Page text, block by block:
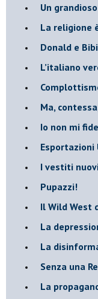
​Un
La religione
Donald e
L’italiano
​Ma,
​Io non mi
Esportazioni
​I vestiti
​Pupazzi!
​Il Wild West
​La
​La
Senza una
​La